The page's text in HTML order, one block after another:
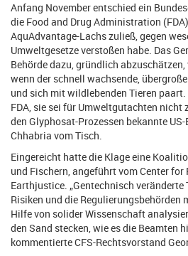
Anfang November entschied ein
die Food and Drug Administration
AquAdvantage-Lachs zuließ, gegen
Umweltgesetze verstoßen habe. Das
Behörde dazu, gründlich
wenn der schnell wachsende,
und sich mit wildlebenden Tieren
FDA, sie sei für Umweltgutachten nicht
den Glyphosat-Prozessen bekannte
Chhabria vom Tisch.
Eingereicht hatte die Klage eine
und Fischern, angeführt vom Center for
Earthjustice. „Gentechnisch
Risiken und die Regulierungsbehörden
Hilfe von solider Wissenschaft
den Sand stecken, wie es die Beamten
kommentierte CFS-Rechtsvorstand